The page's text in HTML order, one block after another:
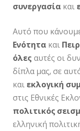
συνεργασία και
Αυτό που
Ενότητα και
όλες αυτές οι
δίπλα μας, σε
και εκλογική
στις Εθνικές
πολιτικός
ελληνική